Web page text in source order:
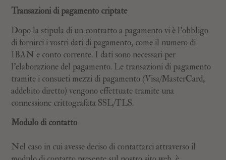
Transazioni di pagamento criptate
Dopo la stipula di un contratto a pagamento vi è l'obbligo
di fornirci i vostri dati di pagamento, come il numero di
IBAN e conto corrente. I dati sono necessari per
l'elaborazione del pagamento. Le transazioni di pagamento
tramite i consueti mezzi di pagamento (Visa/MasterCard,
addebito diretto) vengono effettuate tramite una
connessione crittografata SSL/TLS.
Modulo di contatto
Nel caso in cui avesse deciso di contattarci attraverso il